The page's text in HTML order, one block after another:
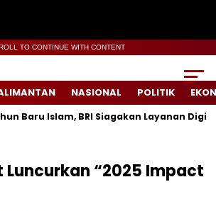
TO CONTINUE WITH CONTENT
NASIONAL POLITIK
Baru Islam, BRI Siagakan Layanan
Luncurkan “2025 Impact